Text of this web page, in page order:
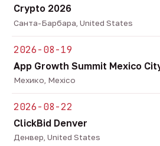
Crypto 2026
Санта-Барбара, United States
2026-08-19
App Growth Summit Mexico
Мехико, Mexico
2026-08-22
ClickBid Denver
Денвер, United States